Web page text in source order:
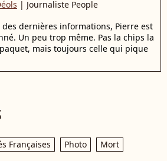
| Journaliste People
des dernières informations, Pierre est
Un peu trop même. Pas la chips la
mais toujours celle qui pique
Françaises Photo
Mort